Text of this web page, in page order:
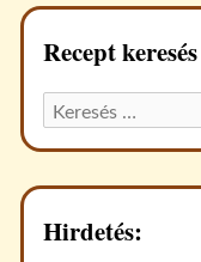
Recept keresés
Keresett
recept:
Hirdetés: